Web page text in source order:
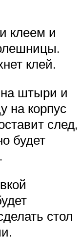
клеем и
клей.
штыри и
на корпус
след,
будет
стол